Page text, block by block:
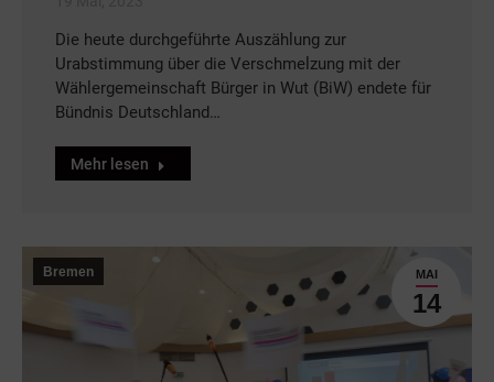
Die heute durchgeführte Auszählung zur
Urabstimmung über die Verschmelzung mit der
Wählergemeinschaft Bürger in Wut (BiW) endete für
Bündnis Deutschland…
Mehr lesen
MAI
14
Bremen